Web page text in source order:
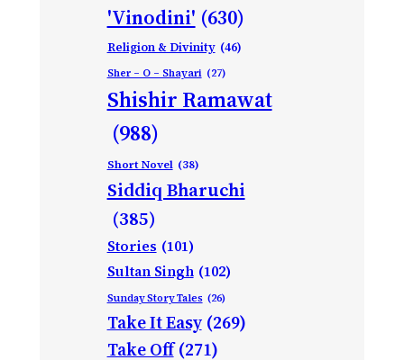
'Vinodini' (630)
Religion & Divinity (46)
Sher – O – Shayari (27)
Shishir Ramawat
(988)
Short Novel (38)
Siddiq Bharuchi
(385)
Stories (101)
Sultan Singh (102)
Sunday Story Tales (26)
Take It Easy (269)
Take Off (271)